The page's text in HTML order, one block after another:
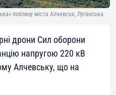
поблизу міста Алчевськ, Луганська
дрони Сил оборони
напругою 220 кВ
Алчевську, що на